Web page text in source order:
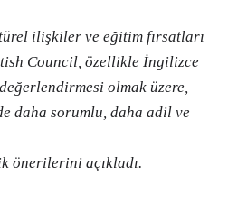
ilişkiler ve eğitim fırsatları
Council, özellikle İngilizce
olmak üzere,
daha sorumlu, daha adil ve
önerilerini açıkladı.